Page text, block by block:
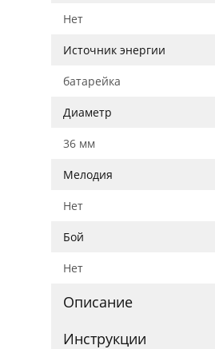
Нет
Источник энергии
батарейка
Диаметр
36 мм
Мелодия
Нет
Бой
Нет
Описание
Инструкции